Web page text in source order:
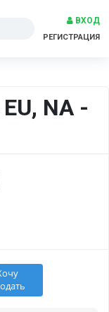
ВХОД
РЕГИСТРАЦИЯ
NA -